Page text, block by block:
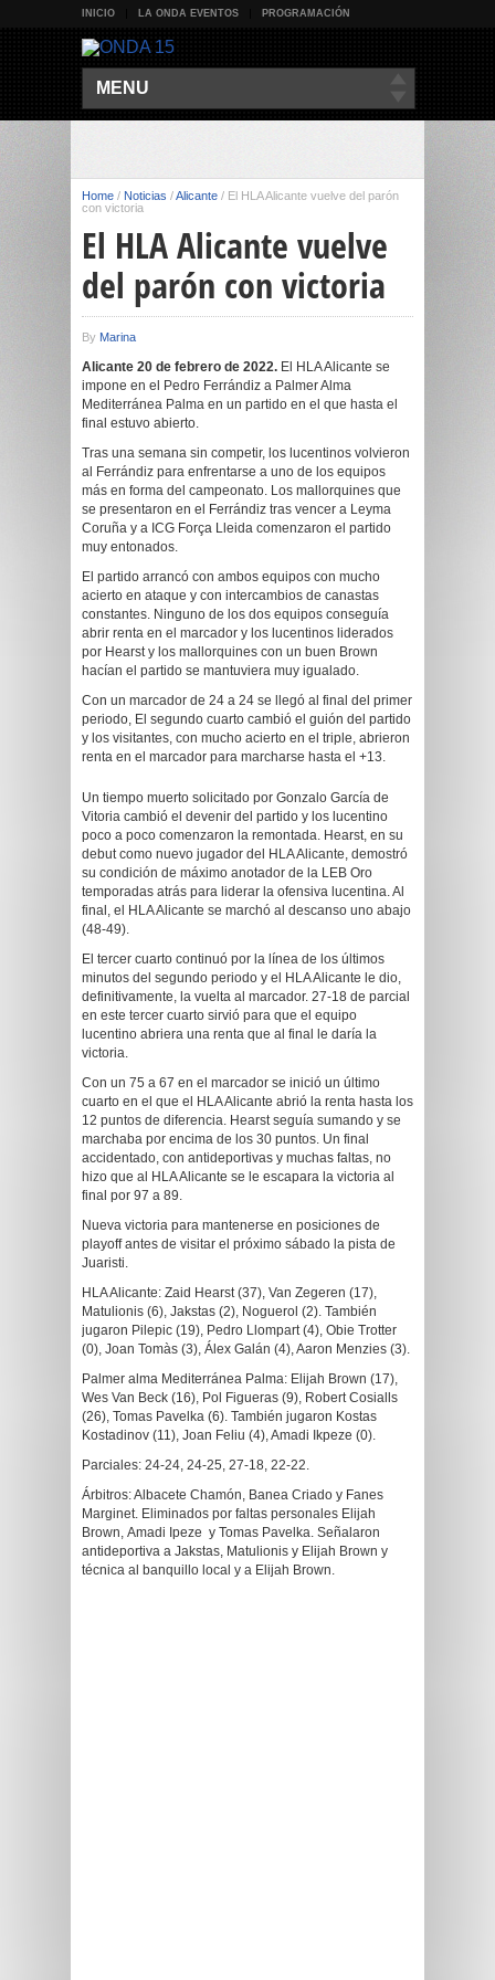
INICIO LA ONDA EVENTOS PROGRAMACIÓN
MENU
Home / Noticias /Alicante / El HLA Alicante vuelve del parón
con victoria
El HLA Alicante vuelve
del parón con victoria
By Marina
Alicante 20 de febrero de 2022. El HLA Alicante se
impone en el Pedro Ferrándiz a Palmer Alma
Mediterránea Palma en un partido en el que hasta el
final estuvo abierto.
Tras una semana sin competir, los lucentinos volvieron
al Ferrándiz para enfrentarse a uno de los equipos
más en forma del campeonato. Los mallorquines que
se presentaron en el Ferrándiz tras vencer a Leyma
Coruña y a ICG Força Lleida comenzaron el partido
muy entonados.
El partido arrancó con ambos equipos con mucho
acierto en ataque y con intercambios de canastas
constantes. Ninguno de los dos equipos conseguía
abrir renta en el marcador y los lucentinos liderados
por Hearst y los mallorquines con un buen Brown
hacían el partido se mantuviera muy igualado.
Con un marcador de 24 a 24 se llegó al final del primer
periodo, El segundo cuarto cambió el guión del partido
y los visitantes, con mucho acierto en el triple, abrieron
renta en el marcador para marcharse hasta el +13.
Un tiempo muerto solicitado por Gonzalo García de
Vitoria cambió el devenir del partido y los lucentino
poco a poco comenzaron la remontada. Hearst, en su
debut como nuevo jugador del HLA Alicante, demostró
su condición de máximo anotador de la LEB Oro
temporadas atrás para liderar la ofensiva lucentina. Al
final, el HLA Alicante se marchó al descanso uno abajo
(48-49).
El tercer cuarto continuó por la línea de los últimos
minutos del segundo periodo y el HLA Alicante le dio,
definitivamente, la vuelta al marcador. 27-18 de parcial
en este tercer cuarto sirvió para que el equipo
lucentino abriera una renta que al final le daría la
victoria.
Con un 75 a 67 en el marcador se inició un último
cuarto en el que el HLA Alicante abrió la renta hasta los
12 puntos de diferencia. Hearst seguía sumando y se
marchaba por encima de los 30 puntos. Un final
accidentado, con antideportivas y muchas faltas, no
hizo que al HLA Alicante se le escapara la victoria al
final por 97 a 89.
Nueva victoria para mantenerse en posiciones de
playoff antes de visitar el próximo sábado la pista de
Juaristi.
HLA Alicante: Zaid Hearst (37), Van Zegeren (17),
Matulionis (6), Jakstas (2), Noguerol (2). También
jugaron Pilepic (19), Pedro Llompart (4), Obie Trotter
(0), Joan Tomàs (3), Álex Galán (4), Aaron Menzies (3).
Palmer alma Mediterránea Palma: Elijah Brown (17),
Wes Van Beck (16), Pol Figueras (9), Robert Cosialls
(26), Tomas Pavelka (6). También jugaron Kostas
Kostadinov (11), Joan Feliu (4), Amadi Ikpeze (0).
Parciales: 24-24, 24-25, 27-18, 22-22.
Árbitros: Albacete Chamón, Banea Criado y Fanes
Marginet. Eliminados por faltas personales Elijah
Brown, Amadi Ipeze y Tomas Pavelka. Señalaron
antideportiva a Jakstas, Matulionis y Elijah Brown y
técnica al banquillo local y a Elijah Brown.